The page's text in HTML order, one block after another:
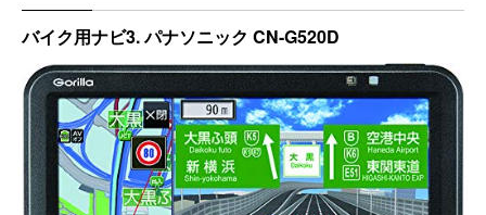
バイク用ナビ3. パナソニック CN-G520D